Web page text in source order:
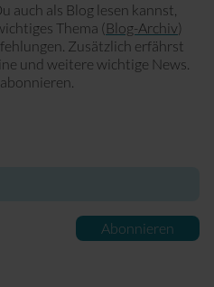
auch als Blog lesen kannst,
Thema (Blog-Archiv)
Zusätzlich erfährst
und weitere wichtige News.
Abonnieren